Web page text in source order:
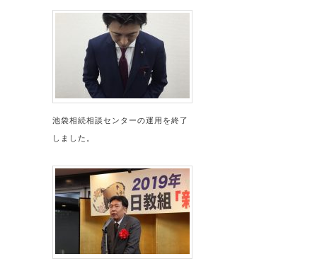
池袋相続相談センターの運用を終了
しました。